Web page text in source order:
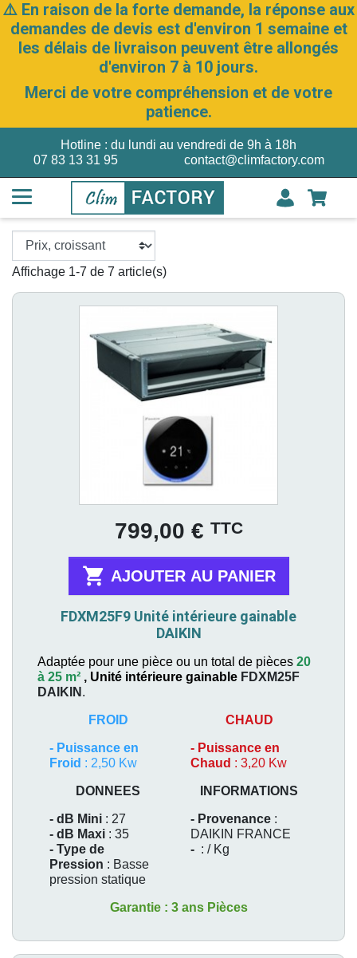
⚠️ En raison de la forte demande, la réponse aux
demandes de devis est d'environ 1 semaine et
les délais de livraison peuvent être allongés
d'environ 7 à 10 jours.
Merci de votre compréhension et de votre
patience.
07 83 13 31 95
Hotline : du lundi au vendredi de 9h à 18h
contact@climfactory.com
Affichage 1-7 de 7 article(s)
799,00 € TTC
 AJOUTER AU PANIER
FDXM25F9 Unité intérieure gainable
DAIKIN
Adaptée pour une pièce ou un total de pièces 20
à 25 m² , Unité intérieure gainable FDXM25F
DAIKIN .
FROID
- Puissance en
Froid : 2,50 Kw
CHAUD
- Puissance en
Chaud : 3,20 Kw
DONNEES
- dB Mini : 27
- dB Maxi : 35
- Type de
Pression : Basse
pression statique
INFORMATIONS
- Provenance :
DAIKIN FRANCE
- : / Kg
Garantie : 3 ans Pièces